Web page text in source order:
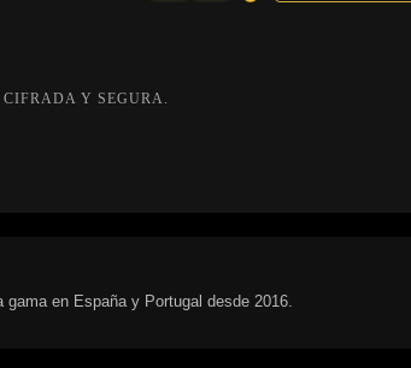
Y SEGURA.
en España y Portugal desde 2016.